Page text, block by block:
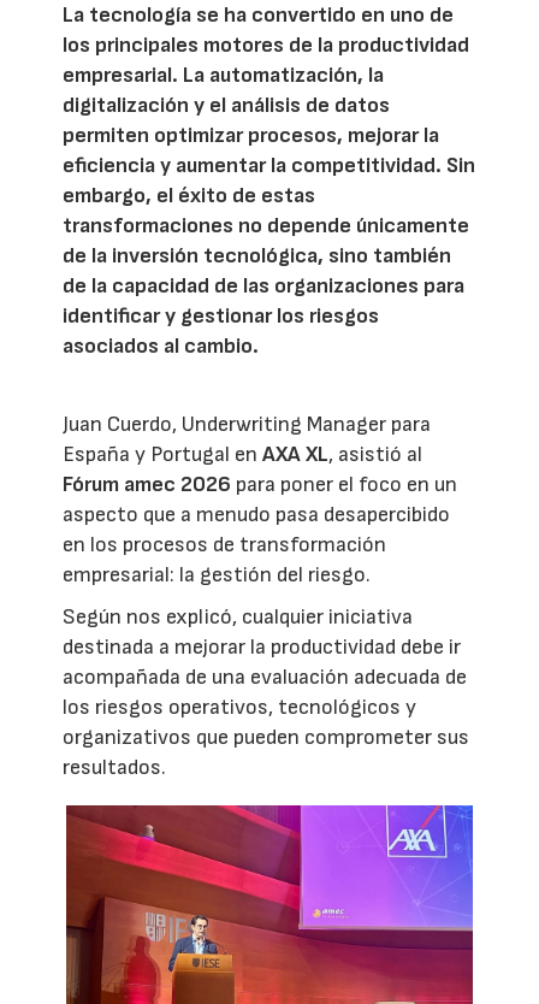
La tecnología se ha convertido en uno de
los principales motores de la productividad
empresarial. La automatización, la
digitalización y el análisis de datos
permiten optimizar procesos, mejorar la
eficiencia y aumentar la competitividad. Sin
embargo, el éxito de estas
transformaciones no depende únicamente
de la inversión tecnológica, sino también
de la capacidad de las organizaciones para
identificar y gestionar los riesgos
asociados al cambio.
Juan Cuerdo, Underwriting Manager para
España y Portugal enAXA XL, asistió al
Fórum amec 2026 para poner el foco en un
aspecto que a menudo pasa desapercibido
en los procesos de transformación
empresarial: la gestión del riesgo.
Según nos explicó, cualquier iniciativa
destinada a mejorar la productividad debe ir
acompañada de una evaluación adecuada de
los riesgos operativos, tecnológicos y
organizativos que pueden comprometer sus
resultados.